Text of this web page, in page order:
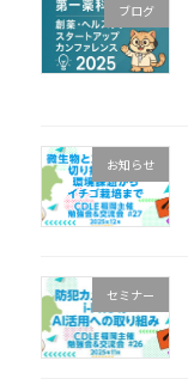
ブログ
お知らせ
セミナー